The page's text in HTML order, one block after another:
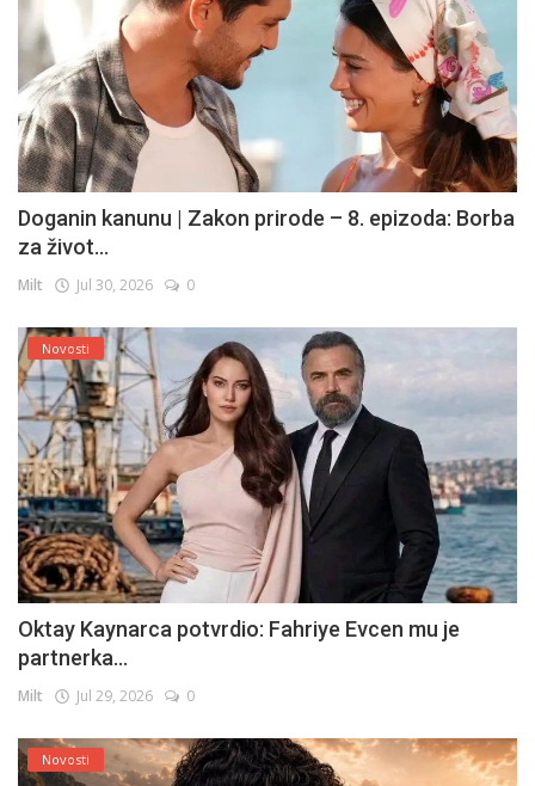
Doganin kanunu | Zakon prirode – 8. epizoda: Borba
za život...
Milt Jul 30, 2026 0
Novosti
Oktay Kaynarca potvrdio: Fahriye Evcen mu je
partnerka...
Milt Jul 29, 2026 0
Novosti